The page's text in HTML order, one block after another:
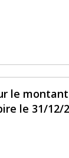
le
le 31/12/